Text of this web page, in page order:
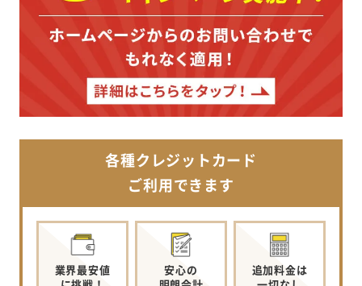
各種クレジットカード
ご利用できます
業界最安値
安心の
追加料金は